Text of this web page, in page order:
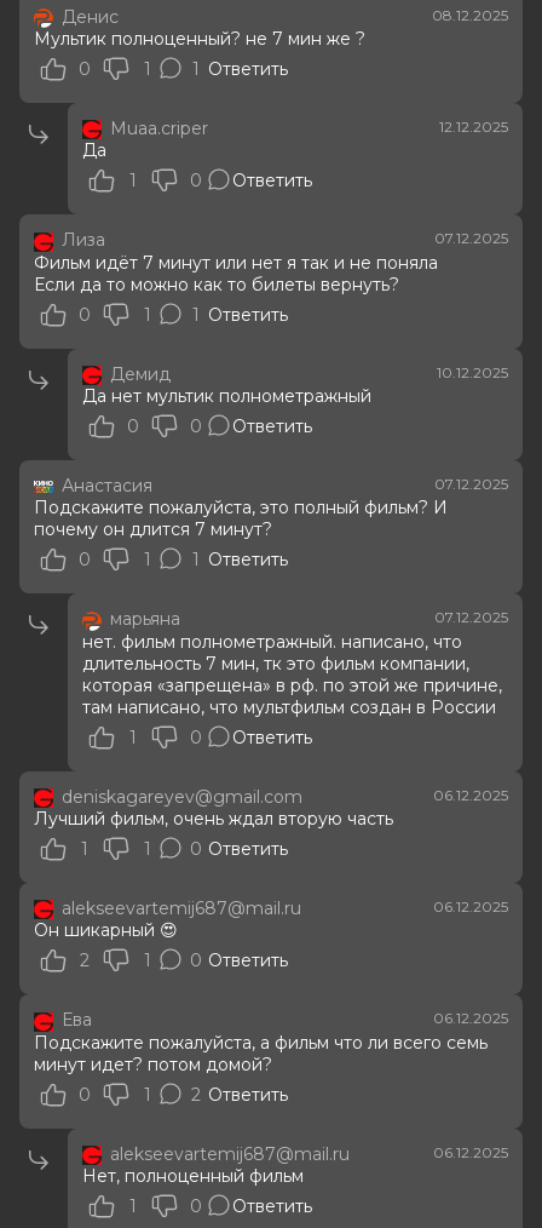
Денис 08.12.2025
Мультик полноценный? не 7 мин же ?
0
1 1 Ответить
Muaa.criper 12.12.2025
Да
1
0 Ответить
Лиза 07.12.2025
Фильм идёт 7 минут или нет я так и не поняла
Если да то можно как то билеты вернуть?
0
1 1 Ответить
Демид 10.12.2025
Да нет мультик полнометражный
0
0 Ответить
Анастасия 07.12.2025
Подскажите пожалуйста, это полный фильм? И
почему он длится 7 минут?
0
1 1 Ответить
марьяна 07.12.2025
нет. фильм полнометражный. написано, что
длительность 7 мин, тк это фильм компании,
которая «запрещена» в рф. по этой же причине,
там написано, что мультфильм создан в России
1
0 Ответить
deniskagareyev@gmail.com 06.12.2025
Лучший фильм, очень ждал вторую часть
1
1 0 Ответить
alekseevartemij687@mail.ru 06.12.2025
Он шикарный 😍
2
1 0 Ответить
Ева 06.12.2025
Подскажите пожалуйста, а фильм что ли всего семь
минут идет? потом домой?
0
1 2 Ответить
alekseevartemij687@mail.ru 06.12.2025
Нет, полноценный фильм
1
0 Ответить